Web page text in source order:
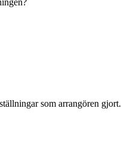
som arrangören gjort.